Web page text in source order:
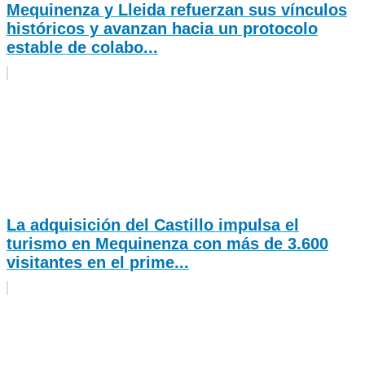
Mequinenza y Lleida refuerzan sus vínculos
históricos y avanzan hacia un protocolo
estable de colabo...
La adquisición del Castillo impulsa el
turismo en Mequinenza con más de 3.600
visitantes en el prime...